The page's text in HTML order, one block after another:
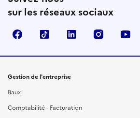
sur les réseaux sociaux
FacebookTikTok Linkedin Instagram
Gestion de l'entreprise
Baux
Comptabilité - Facturation